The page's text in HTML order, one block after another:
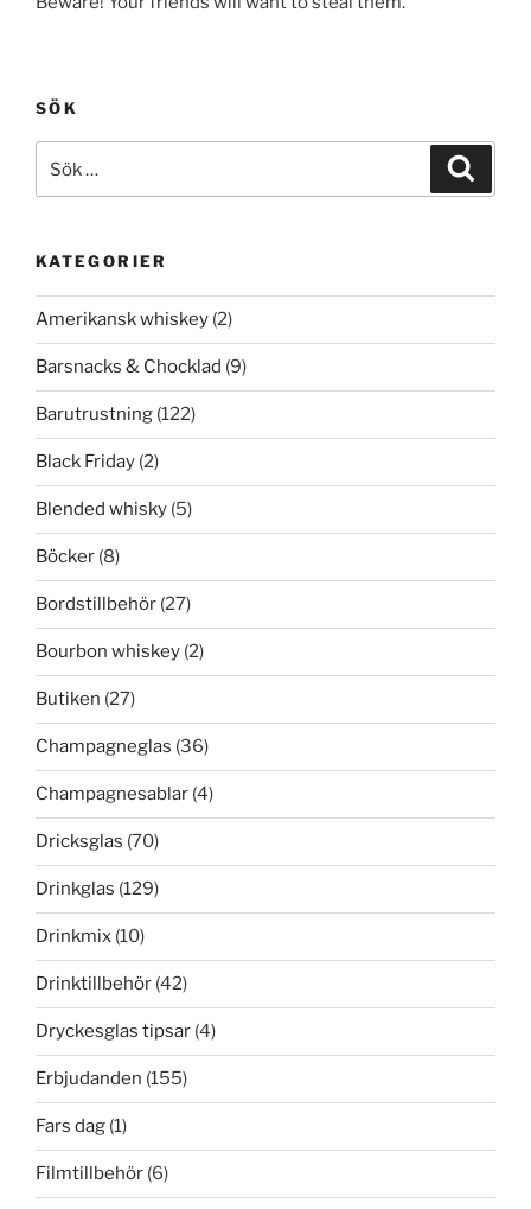
SÖK
efter:
KATEGORIER
Amerikansk whiskey (2)
Barsnacks & Chocklad (9)
Barutrustning (122)
Black Friday (2)
Blended whisky (5)
Böcker (8)
Bordstillbehör (27)
Bourbon whiskey (2)
Butiken (27)
Champagneglas (36)
Champagnesablar (4)
Dricksglas (70)
Drinkglas (129)
Drinkmix (10)
Drinktillbehör (42)
Dryckesglas tipsar (4)
Erbjudanden (155)
Fars dag (1)
Filmtillbehör (6)